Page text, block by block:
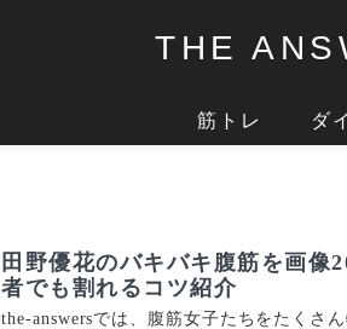
THE
筋トレ ダ
田野優花のバキバキ腹筋を画像
者でも割れるコツ紹介
the-answersでは、腹筋女子たちをたくさ